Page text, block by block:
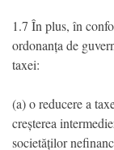
1.7 În plus, în
ordonanța de
taxei:
(a) o reducere a
creșterea
societăților